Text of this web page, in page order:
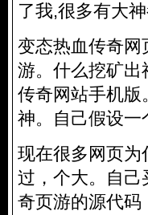
了我,很多有大
变态热血传奇网
游。什么挖矿出
传奇网站手机版
神。自己假设一
现在很多网页为
过，个大。自己
奇页游的源代码